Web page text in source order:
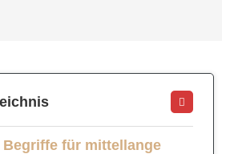
für mittellange